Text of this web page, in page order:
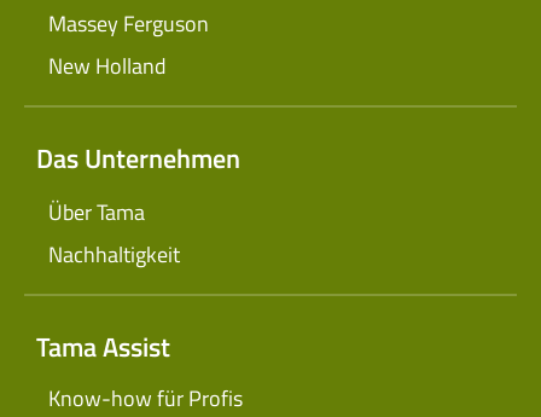
Massey Ferguson
New Holland
Das Unternehmen
Über Tama
Nachhaltigkeit
Tama Assist
Know-how für Profis